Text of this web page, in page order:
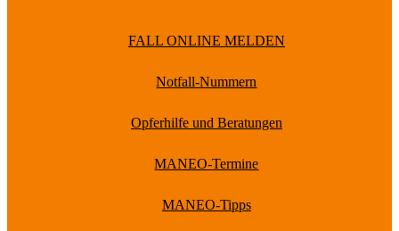
FALL ONLINE MELDEN
Notfall-Nummern
Opferhilfe und Beratungen
MANEO-Termine
MANEO-Tipps